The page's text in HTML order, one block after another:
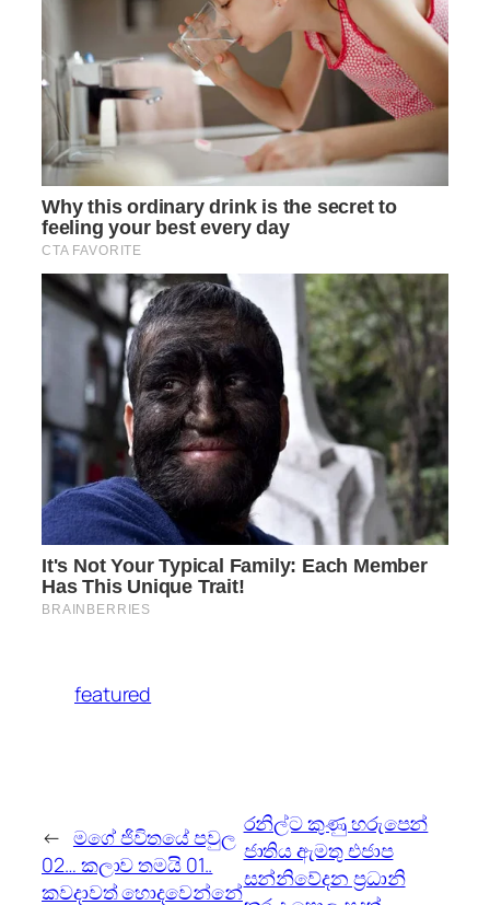
featured
← මගේ ජිවිතයේ පවුල
02… කලාව තමයි 01..
කවදාවත් හොදවෙන්නේ
රනිල්ට කුණු හරුපෙන්
ජාතිය ඇමතු එජාප
සන්නිවේදන ප්‍රධානි